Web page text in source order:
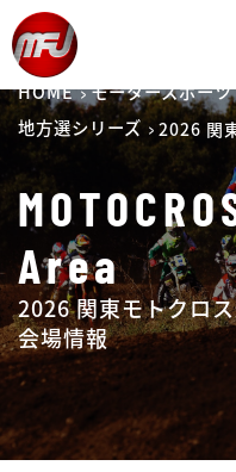
HOME モータースポーツ
地方選シリーズ
2026 関
Area
2026 関東モトクロ
会場情報